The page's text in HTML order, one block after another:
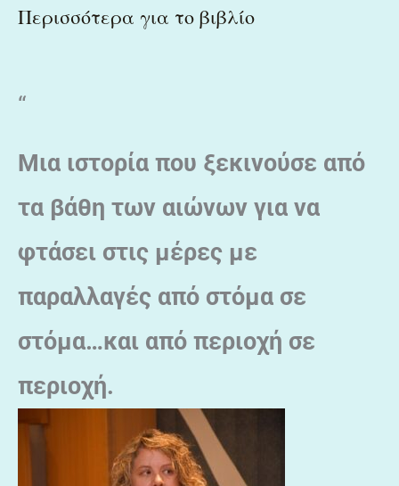
Περισσότερα για το βιβλίο
“
Μια ιστορία που ξεκινούσε από
τα βάθη των αιώνων για να
φτάσει στις μέρες με
παραλλαγές από στόμα σε
στόμα…και από περιοχή σε
περιοχή.